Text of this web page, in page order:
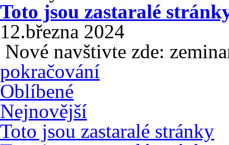
Toto jsou zastaralé
12.března 2024
Nové navštivte zde:
pokračování
Oblíbené
Nejnovější
Toto jsou zastaralé stránky